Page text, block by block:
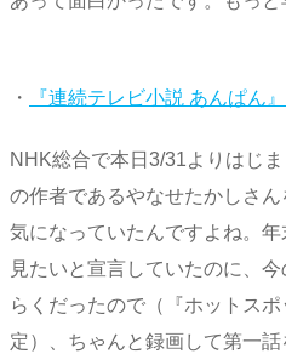
・ 『連続テレビ小説 あんぱん
NHK総合で本日3/31よりはじ
の作者であるやなせたかしさ
気になっていたんですよね。
見たいと宣言していたのに、
らくだったので（『ホットス
定）、ちゃんと録画して第一